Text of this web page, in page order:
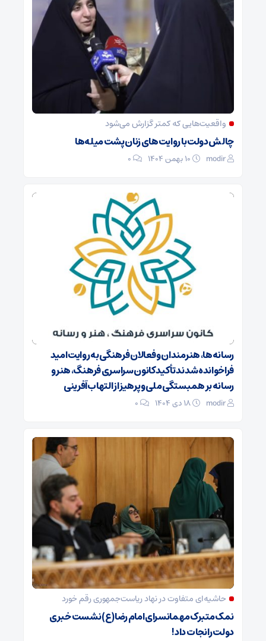
واقعیت‌هایی که کمتر گزارش می‌شود
چالش دولت با روایت‌های زنان پشت میله‌ها
modir
0
رسانه‌ها، هنرمندان و فعالان فرهنگی به روایت امید
فراخوانده شدند تأکید کانون سراسری فرهنگ، هنر و
رسانه بر همبستگی ملی و پرهیز از التهاب‌آفرینی
modir
0
حاشیه‌ای متفاوت در نهاد ریاست‌جمهوری رقم خورد
نمک متبرک مهمانسرای امام رضا(ع) نشست خبری
دولت را نجات داد!